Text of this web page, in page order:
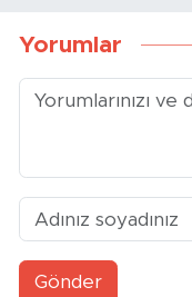
Yorumlar
Gönder